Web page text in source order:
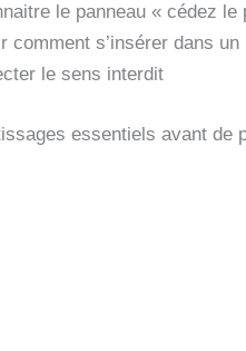
le panneau « cédez le
comment s’insérer dans un
le sens interdit
essentiels avant de